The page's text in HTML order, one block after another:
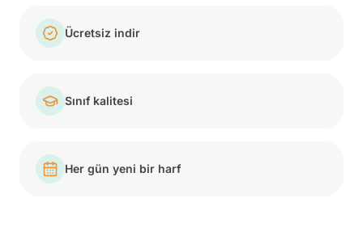
Ücretsiz indir
Sınıf kalitesi
Her gün yeni bir harf